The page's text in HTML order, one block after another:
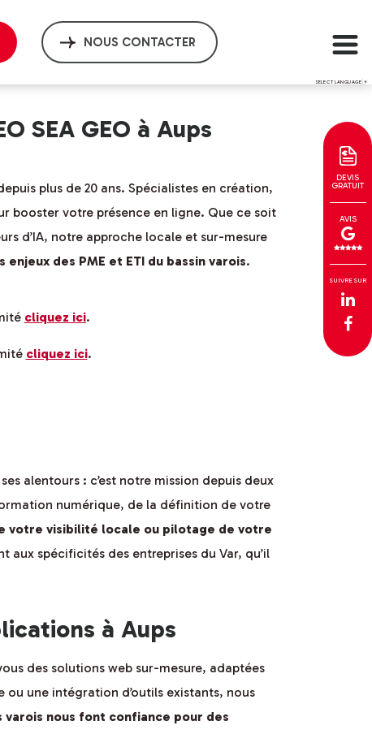
NOUS CONTACTER
SELECT LANGUAGE ▼
DEVIS
GRATUIT
AVIS
SUIVRE SUR
SEA GEO à Aups
plus de 20 ans. Spécialistes en création,
booster votre présence en ligne. Que ce soit
d’IA, notre approche locale et sur-mesure
des PME et ETI du bassin varois.
cliquez ici.
cliquez ici.
alentours : c’est notre mission depuis deux
numérique, de la définition de votre
votre visibilité locale ou pilotage de votre
aux spécificités des entreprises du Var, qu’il
à Aups
des solutions web sur-mesure, adaptées
une intégration d’outils existants, nous
varois nous font confiance pour des